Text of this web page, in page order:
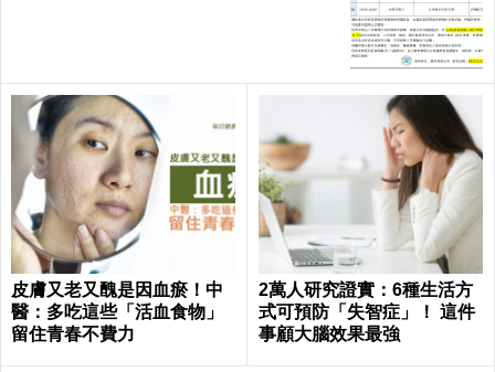
皮膚又老又醜是因血瘀！中
醫：多吃這些「活血食物」
留住青春不費力
2萬人研究證實：6種生活方
式可預防「失智症」！ 這件
事顧大腦效果最強